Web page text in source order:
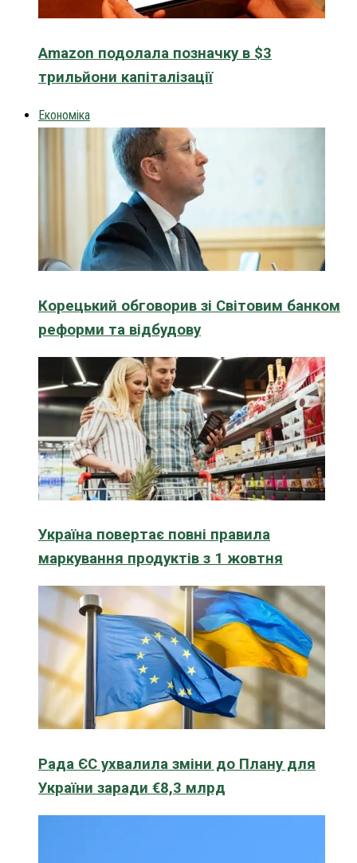
Amazon подолала позначку в $3
трильйони капіталізації
Економіка
Корецький обговорив зі Світовим банком
реформи та відбудову
Україна повертає повні правила
маркування продуктів з 1 жовтня
Рада ЄС ухвалила зміни до Плану для
України заради €8,3 млрд